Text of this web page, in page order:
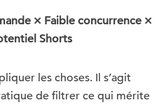
× Faible concurrence ×
Shorts
les choses. Il s’agit
de filtrer ce qui mérite